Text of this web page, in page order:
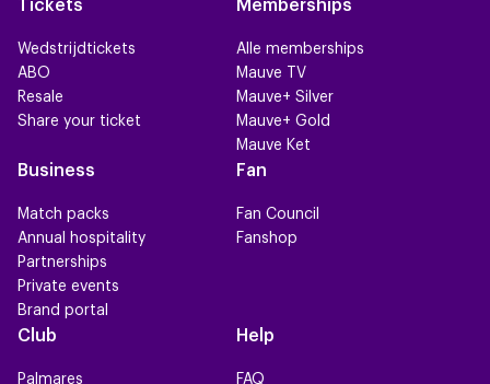
Tickets
Wedstrijdtickets
ABO
Resale
Share your ticket
Memberships
Alle memberships
Mauve TV
Mauve+ Silver
Mauve+ Gold
Mauve Ket
Business
Match packs
Annual hospitality
Partnerships
Private events
Brand portal
Fan
Fan Council
Fanshop
Club
Palmares
Help
FAQ